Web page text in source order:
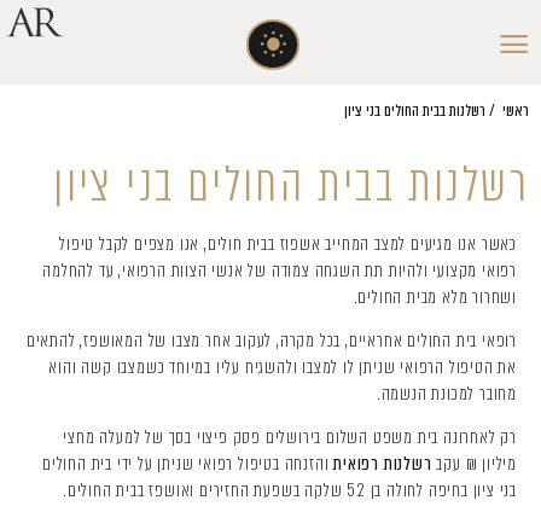
ראשי / רשלנות בבית החולים בני ציון
רשלנות בבית החולים בני ציון
כאשר אנו מגיעים למצב המחייב אשפוז בבית חולים, אנו מצפים לקבל טיפול
רפואי מקצועי ולהיות תת השגחה צמודה של אנשי הצוות הרפואי, עד להחלמה
ושחרור מלא מבית החולים.
רופאי בית החולים אחראיים, בכל מקרה, לעקוב אחר מצבו של המאושפז, להתאים
את הטיפול הרפואי שניתן לו למצבו ולהשגיח עליו במיוחד כשמצבו קשה והוא
מחובר למכונת הנשמה.
רק לאחרונה בית משפט השלום בירושלים פסק פיצוי בסך של למעלה מחצי
מיליון ₪ עקב רשלנות רפואיתוהזנחה בטיפול רפואי שניתן על ידי בית החולים
בני ציון בחיפה לחולה בן 52 שלקה בשפעת החזירים ואושפז בבית החולים.